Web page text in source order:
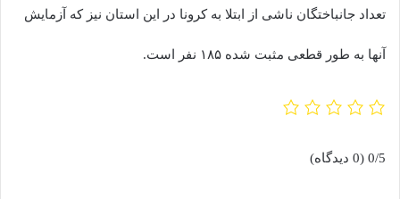
تعداد جانباختگان ناشی از ابتلا به کرونا در این استان نیز که آزمایش
آنها به طور قطعی مثبت شده ۱۸۵ نفر است.
0/5 (0 دیدگاه)